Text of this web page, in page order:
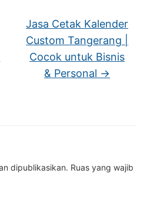
Jasa Cetak Kalender
Custom Tangerang |
Cocok untuk Bisnis
& Personal →
dipublikasikan. Ruas yang wajib